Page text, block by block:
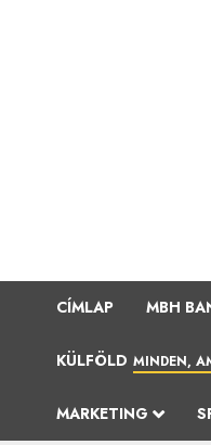
CÍMLAP MBH
KÜLFÖLD MINDEN,
MARKETING